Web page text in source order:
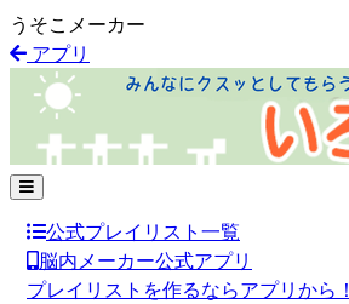
うそこメーカー
アプリ
公式プレイリスト一覧
脳内メーカー公式アプリ
プレイリストを作るならアプリから！